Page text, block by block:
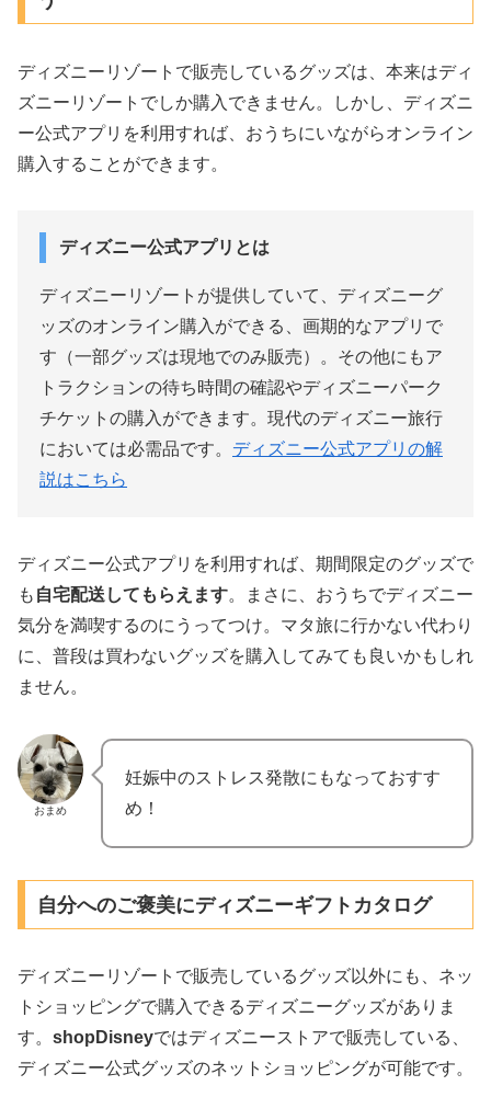
ディズニーリゾートで販売しているグッズは、本来はディ
ズニーリゾートでしか購入できません。しかし、ディズニ
ー公式アプリを利用すれば、おうちにいながらオンライン
購入することができます。
ディズニー公式アプリとは
ディズニーリゾートが提供していて、ディズニーグ
ッズのオンライン購入ができる、画期的なアプリで
す（一部グッズは現地でのみ販売）。その他にもア
トラクションの待ち時間の確認やディズニーパーク
チケットの購入ができます。現代のディズニー旅行
においては必需品です。 ディズニー公式アプリの解
説はこちら
ディズニー公式アプリを利用すれば、期間限定のグッズで
も 自宅配送してもらえます。まさに、おうちでディズニー
気分を満喫するのにうってつけ。マタ旅に行かない代わり
に、普段は買わないグッズを購入してみても良いかもしれ
ません。
おまめ
妊娠中のストレス発散にもなっておすす
め！
自分へのご褒美にディズニーギフトカタログ
ディズニーリゾートで販売しているグッズ以外にも、ネッ
トショッピングで購入できるディズニーグッズがありま
す。 shopDisneyではディズニーストアで販売している、
ディズニー公式グッズのネットショッピングが可能です。